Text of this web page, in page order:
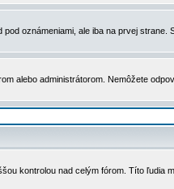
pod oznámeniami, ale iba na prvej
alebo administrátorom. Nemôžete
kontrolou nad celým fórom. Títo